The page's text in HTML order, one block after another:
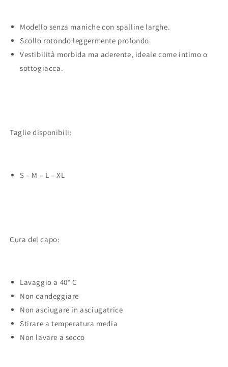
Modello senza maniche con spalline larghe.
Scollo rotondo leggermente profondo.
Vestibilità morbida ma aderente, ideale come intimo o
sottogiacca.
Taglie disponibili:
S – M – L – XL
Cura del capo:
Lavaggio a 40° C
Non candeggiare
Non asciugare in asciugatrice
Stirare a temperatura media
Non lavare a secco